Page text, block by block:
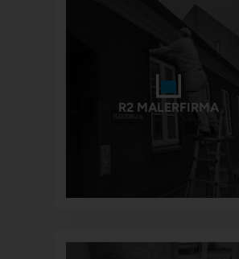
R2 MALERFIRMA